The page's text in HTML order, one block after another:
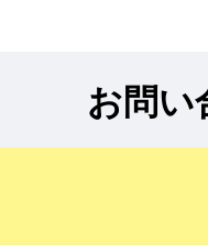
お問い